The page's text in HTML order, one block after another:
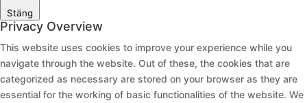
Stäng
Privacy Overview
This website uses cookies to improve your experience while you
navigate through the website. Out of these, the cookies that are
categorized as necessary are stored on your browser as they are
essential for the working of basic functionalities of the website. We